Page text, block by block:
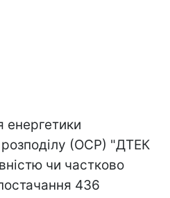
енергетики
розподілу (ОСР) "ДТЕК
чи частково
436